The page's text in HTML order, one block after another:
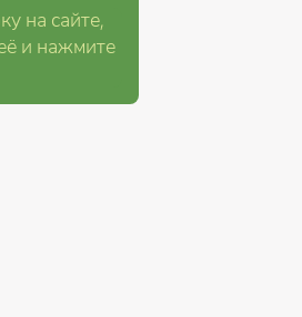
на сайте,
и нажмите